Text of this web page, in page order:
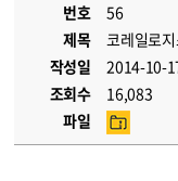
번호
56
제목
코레일로
작성일
2014-10-
조회수
16,083
파일